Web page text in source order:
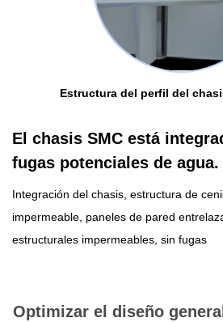
Estructura del perfil del
El chasis SMC está
fugas potenciales de agua.
Integración del chasis, estructura de
impermeable, paneles de pared
estructurales impermeables, sin fugas
Optimizar el diseño